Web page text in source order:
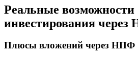
Реальные возможности
инвестирования
Плюсы вложений через НПФ